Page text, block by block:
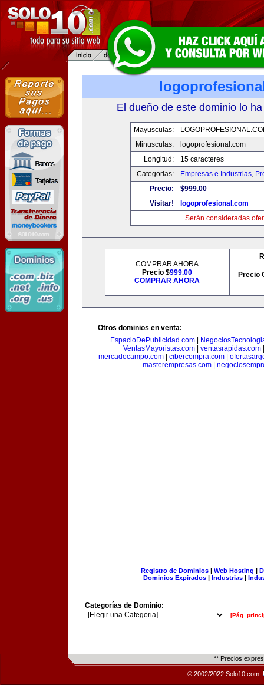
El dueño de este dominio lo
Mayusculas:
Minusculas:
logoprofesional.com
Longitud:
15 caracteres
Categorias:
Empresas e Industrias,
Precio:
$999.00
Visitar!
logoprofesional.com
Serán consideradas
COMPRAR AHORA
Precio $999.00
COMPRAR AHORA
Precio
Otros dominios en venta:
EspacioDePublicidad.com|
VentasMayoristas.com
ventasrapidas.com
mercadocampo.com
cibercompra.com
masterempresas.com|
Registro de Dominios| Web Hosting |
Dominios Expirados | Industrias |
Categorías de Dominio:
[Pág.
** Precios
© 2002/2022 Solo10.com